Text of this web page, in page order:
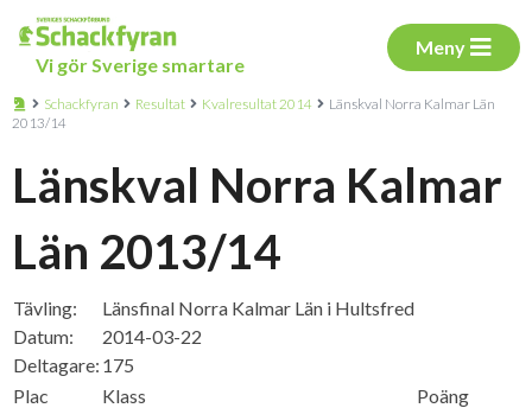
Vi gör Sverige smartare
Meny
Schackfyran Resultat Kvalresultat 2014
Länskval Norra Kalmar Län
2013/14
Länskval Norra Kalmar
Län 2013/14
Tävling:
Länsfinal Norra Kalmar Län i Hultsfred
Datum:
2014-03-22
Deltagare: 175
Plac
Klass
Poäng